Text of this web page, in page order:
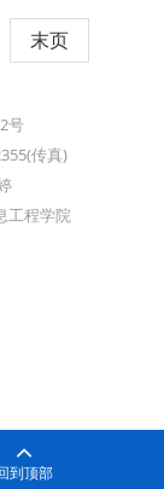
末页
号
传真)
工程学院
到顶部